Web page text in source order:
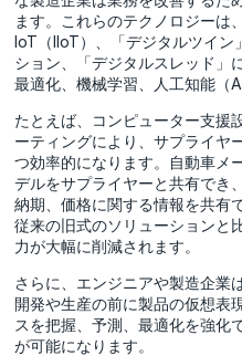
ます。これらのテクノロジーは
IoT（IIoT）、「デジタルツイン
ション、「デジタルスレッド」
最適化、機械学習、人工知能（
たとえば、コンピューター支援
ーティングにより、サプライヤ
つ効率的になります。自動車メ
デルをサプライヤーと共有でき
納期、価格に関する情報を共有
従来の旧式のソリューションと
力が大幅に削減されます。
さらに、エンジニアや製造企業
開発や生産の前に製品の仮想表
スを把握、予測、最適化を強化
が可能になります。